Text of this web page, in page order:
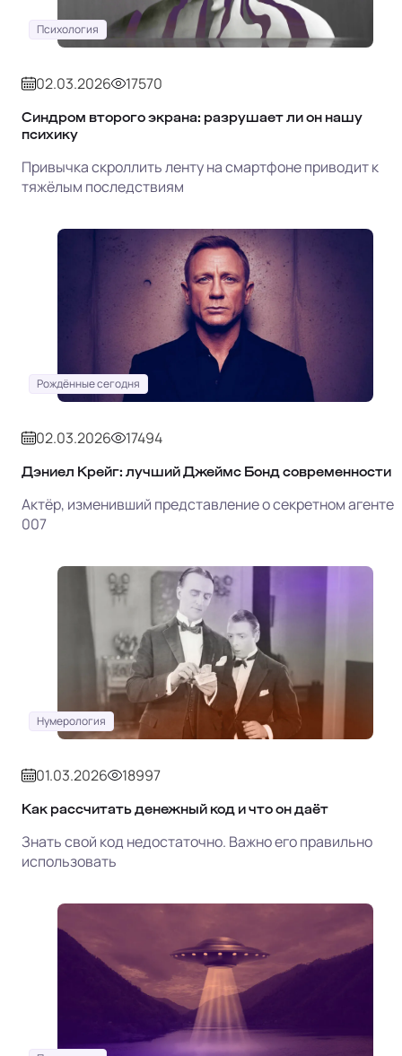
Психология
02.03.2026 17570
Синдром второго экрана: разрушает ли он нашу
психику
Привычка скроллить ленту на смартфоне приводит к
тяжёлым последствиям
Рождённые сегодня
02.03.2026 17494
Дэниел Крейг: лучший Джеймс Бонд современности
Актёр, изменивший представление о секретном агенте
007
Нумерология
01.03.2026 18997
Как рассчитать денежный код и что он даёт
Знать свой код недостаточно. Важно его правильно
использовать